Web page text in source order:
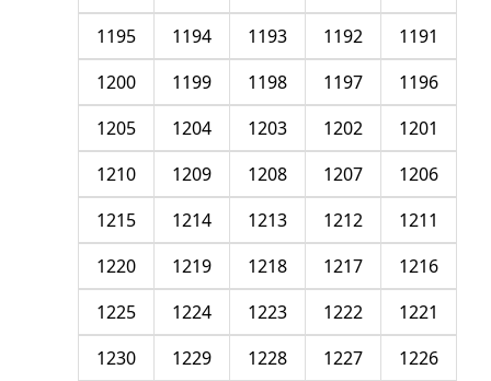
1191
1192
1193
1194
1195
1196
1197
1198
1199
1200
1201
1202
1203
1204
1205
1206
1207
1208
1209
1210
1211
1212
1213
1214
1215
1216
1217
1218
1219
1220
1221
1222
1223
1224
1225
1226
1227
1228
1229
1230